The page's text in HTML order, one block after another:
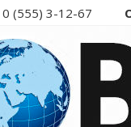
0 (555) 3-12-67